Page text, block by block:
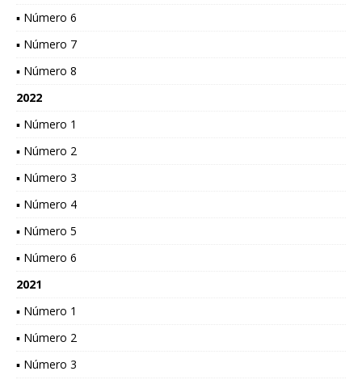
▪ Número 6
▪ Número 7
▪ Número 8
2022
▪ Número 1
▪ Número 2
▪ Número 3
▪ Número 4
▪ Número 5
▪ Número 6
2021
▪ Número 1
▪ Número 2
▪ Número 3